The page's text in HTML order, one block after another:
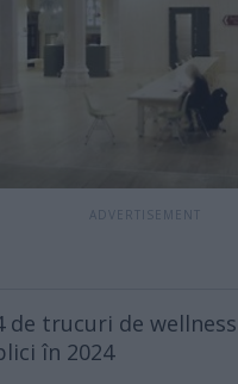
de trucuri de
în 2024